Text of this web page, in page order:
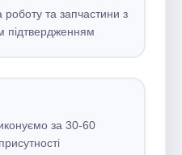
роботу та запчастини з
підтвердженням
за 30-60